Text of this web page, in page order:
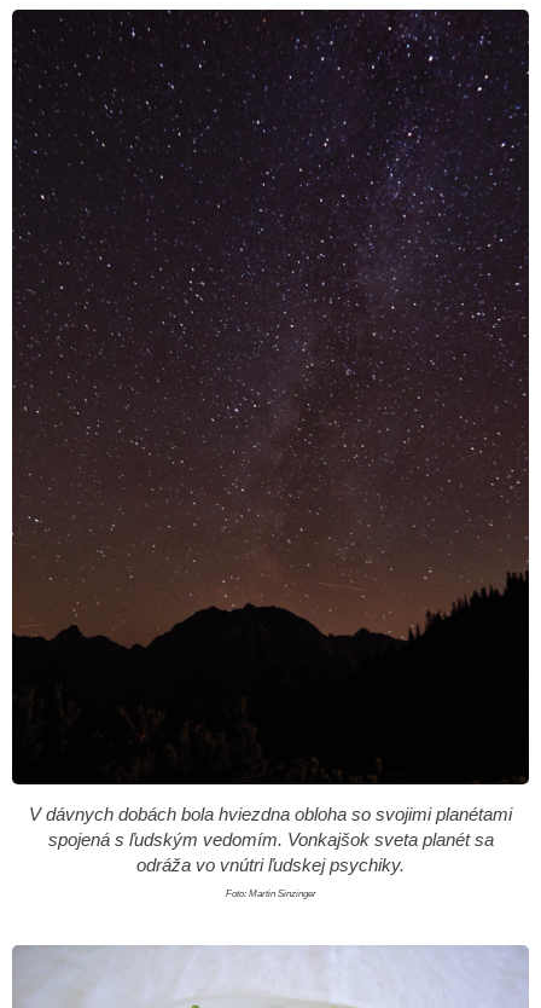
V dávnych dobách bola hviezdna obloha so svojimi planétami
spojená s ľudským vedomím. Vonkajšok sveta planét sa
odráža vo vnútri ľudskej psychiky.
Foto: Martin Sinzinger